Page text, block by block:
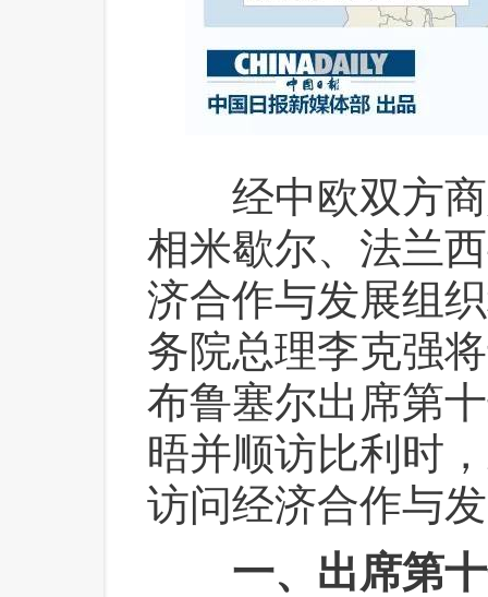
经中欧双方商
相米歇尔、法兰
济合作与发展组
务院总理李克强
布鲁塞尔出席第
晤并顺访比利时
访问经济合作与
一、出席第